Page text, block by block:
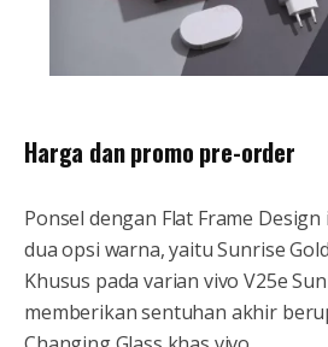
Harga dan promo pre-order
Ponsel dengan Flat Frame
dua opsi warna, yaitu Sunrise
Khusus pada varian vivo V25e
memberikan sentuhan akhir